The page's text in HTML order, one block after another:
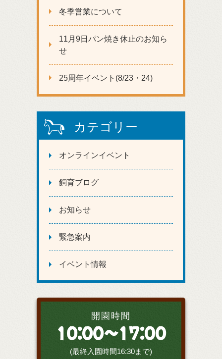
冬季営業について
11月9日パン焼き休止のお知ら
せ
25周年イベント(8/23・24)
カテゴリー
オンラインイベント
飼育ブログ
お知らせ
緊急案内
イベント情報
開園時間
10:00～17:00
(最終入園時間16:30まで)